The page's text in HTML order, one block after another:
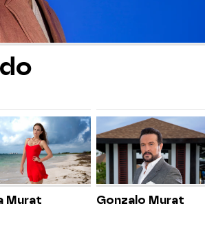
Murat Gonzalo Murat